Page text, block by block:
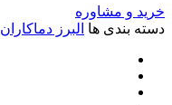
خرید و مشاوره
دسته بندی ها البرز دماکاران